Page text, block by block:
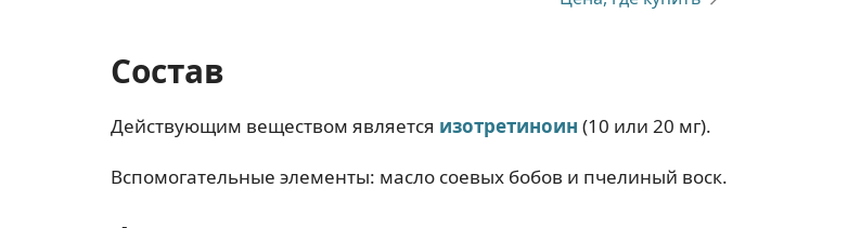
Состав
Действующим веществом является изотретиноин (10 или 20 мг).
Вспомогательные элементы: масло соевых бобов и пчелиный воск.